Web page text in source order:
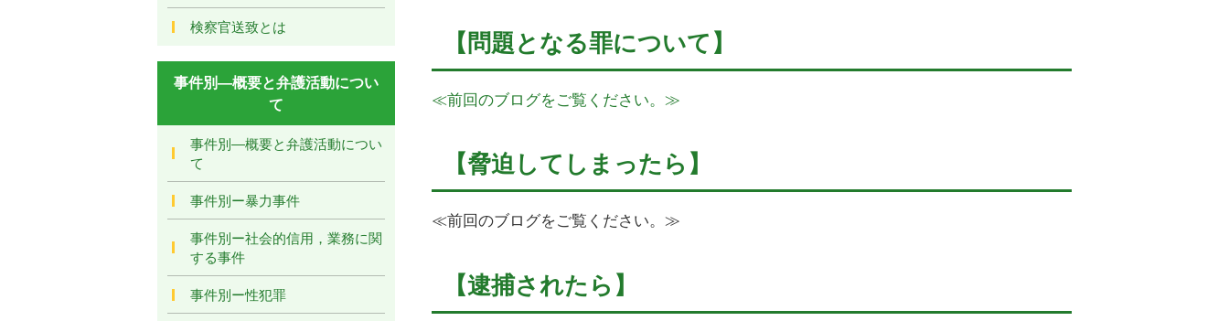
【問題となる罪について】
≪前回のブログをご覧ください。≫
【脅迫してしまったら】
≪前回のブログをご覧ください。≫
【逮捕されたら】
検察官送致とは
事件別―概要と弁護活動につい
て
事件別―概要と弁護活動につい
て
事件別ー暴力事件
事件別ー社会的信用，業務に関
する事件
事件別ー性犯罪